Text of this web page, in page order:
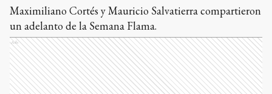
Maximiliano Cortés y Mauricio Salvatierra compartieron
un adelanto de la Semana Flama.
Ads